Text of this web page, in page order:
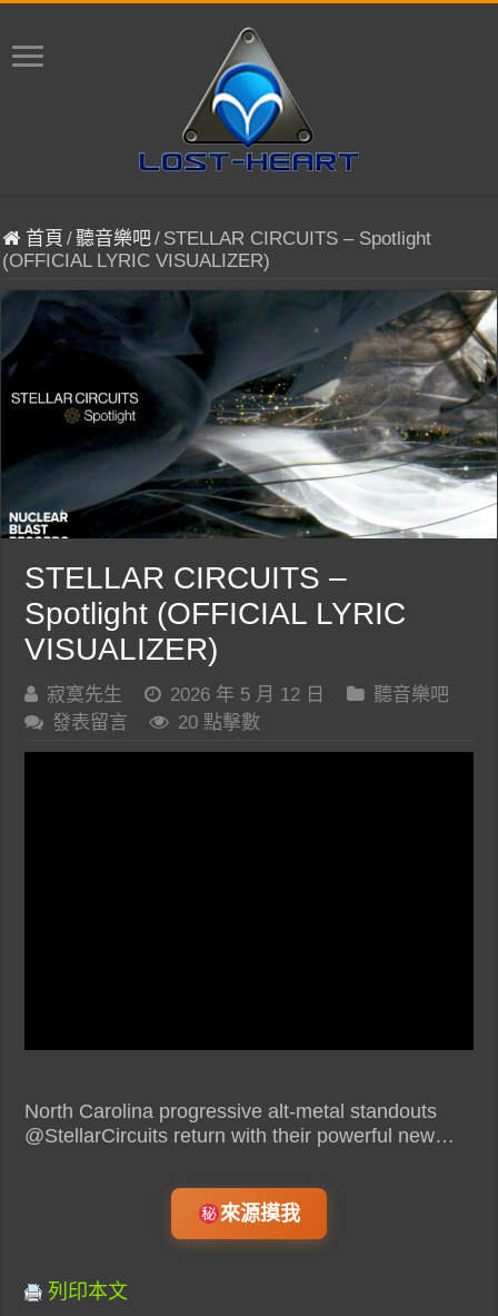
首頁 /聽音樂吧/ STELLAR CIRCUITS – Spotlight
(OFFICIAL LYRIC VISUALIZER)
STELLAR CIRCUITS –
Spotlight (OFFICIAL LYRIC
VISUALIZER)
寂寞先生 2026 年 5 月 12 日
聽音樂吧
發表留言
20 點擊數
North Carolina progressive alt-metal standouts
@StellarCircuits return with their powerful new…
來源摸我
列印本文